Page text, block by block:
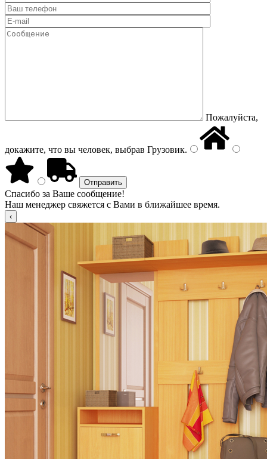
Пожалуйста,
докажите, что вы человек, выбрав Грузовик.
Спасибо за Ваше сообщение!
Наш менеджер свяжется с Вами в ближайшее время.